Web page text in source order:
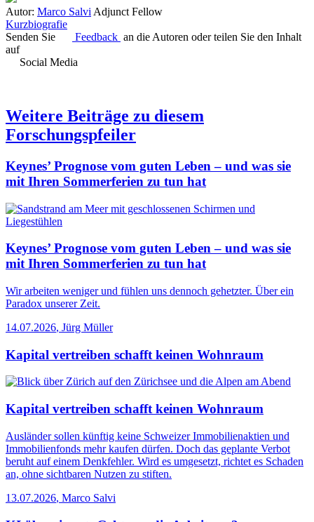
Autor: Marco Salvi Adjunct Fellow
Kurzbiografie
Senden Sie
Feedback an die Autoren oder teilen Sie den Inhalt
auf
Social Media
Weitere Beiträge zu diesem
Forschungspfeiler
Keynes’ Prognose vom guten Leben – und was sie
mit Ihren Sommerferien zu tun hat
Keynes’ Prognose vom guten Leben – und was sie
mit Ihren Sommerferien zu tun hat
Wir arbeiten weniger und fühlen uns dennoch gehetzter. Über ein
Paradox unserer Zeit.
14.07.2026, Jürg Müller
Kapital vertreiben schafft keinen Wohnraum
Kapital vertreiben schafft keinen Wohnraum
Ausländer sollen künftig keine Schweizer Immobilienaktien und
Immobilienfonds mehr kaufen dürfen. Doch das geplante Verbot
beruht auf einem Denkfehler. Wird es umgesetzt, richtet es Schaden
an, ohne sichtbaren Nutzen zu stiften.
13.07.2026, Marco Salvi